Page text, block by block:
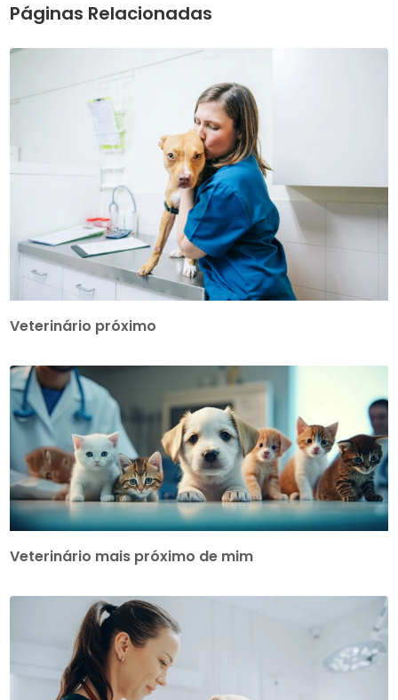
Páginas Relacionadas
Veterinário próximo
Veterinário mais próximo de mim